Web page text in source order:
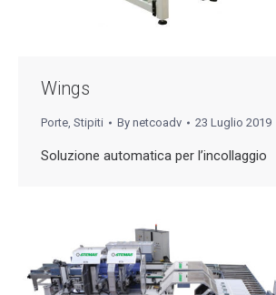
Wings
Porte, Stipiti By netcoadv 23 Luglio 2019
Soluzione automatica per l’incollaggio